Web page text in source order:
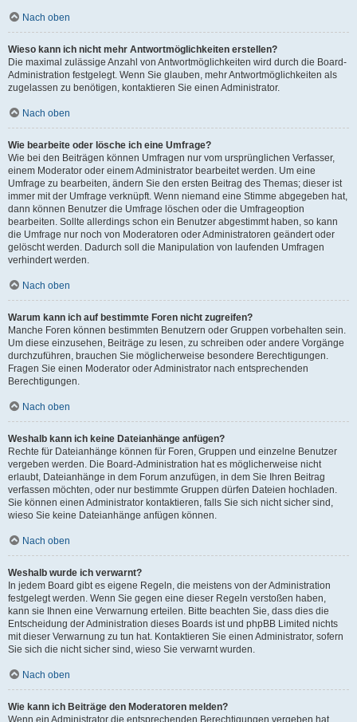
Nach oben
Wieso kann ich nicht mehr Antwortmöglichkeiten erstellen?
Die maximal zulässige Anzahl von Antwortmöglichkeiten wird durch die Board-
Administration festgelegt. Wenn Sie glauben, mehr Antwortmöglichkeiten als
zugelassen zu benötigen, kontaktieren Sie einen Administrator.
Nach oben
Wie bearbeite oder lösche ich eine Umfrage?
Wie bei den Beiträgen können Umfragen nur vom ursprünglichen Verfasser,
einem Moderator oder einem Administrator bearbeitet werden. Um eine
Umfrage zu bearbeiten, ändern Sie den ersten Beitrag des Themas; dieser ist
immer mit der Umfrage verknüpft. Wenn niemand eine Stimme abgegeben hat,
dann können Benutzer die Umfrage löschen oder die Umfrageoption
bearbeiten. Sollte allerdings schon ein Benutzer abgestimmt haben, so kann
die Umfrage nur noch von Moderatoren oder Administratoren geändert oder
gelöscht werden. Dadurch soll die Manipulation von laufenden Umfragen
verhindert werden.
Nach oben
Warum kann ich auf bestimmte Foren nicht zugreifen?
Manche Foren können bestimmten Benutzern oder Gruppen vorbehalten sein.
Um diese einzusehen, Beiträge zu lesen, zu schreiben oder andere Vorgänge
durchzuführen, brauchen Sie möglicherweise besondere Berechtigungen.
Fragen Sie einen Moderator oder Administrator nach entsprechenden
Berechtigungen.
Nach oben
Weshalb kann ich keine Dateianhänge anfügen?
Rechte für Dateianhänge können für Foren, Gruppen und einzelne Benutzer
vergeben werden. Die Board-Administration hat es möglicherweise nicht
erlaubt, Dateianhänge in dem Forum anzufügen, in dem Sie Ihren Beitrag
verfassen möchten, oder nur bestimmte Gruppen dürfen Dateien hochladen.
Sie können einen Administrator kontaktieren, falls Sie sich nicht sicher sind,
wieso Sie keine Dateianhänge anfügen können.
Nach oben
Weshalb wurde ich verwarnt?
In jedem Board gibt es eigene Regeln, die meistens von der Administration
festgelegt werden. Wenn Sie gegen eine dieser Regeln verstoßen haben,
kann sie Ihnen eine Verwarnung erteilen. Bitte beachten Sie, dass dies die
Entscheidung der Administration dieses Boards ist und phpBB Limited nichts
mit dieser Verwarnung zu tun hat. Kontaktieren Sie einen Administrator, sofern
Sie sich die nicht sicher sind, wieso Sie verwarnt wurden.
Nach oben
Wie kann ich Beiträge den Moderatoren melden?
Wenn ein Administrator die entsprechenden Berechtigungen vergeben hat,